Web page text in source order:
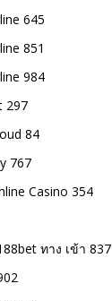
645
851
984
297
84
767
Casino 354
ทาง เข้า 837